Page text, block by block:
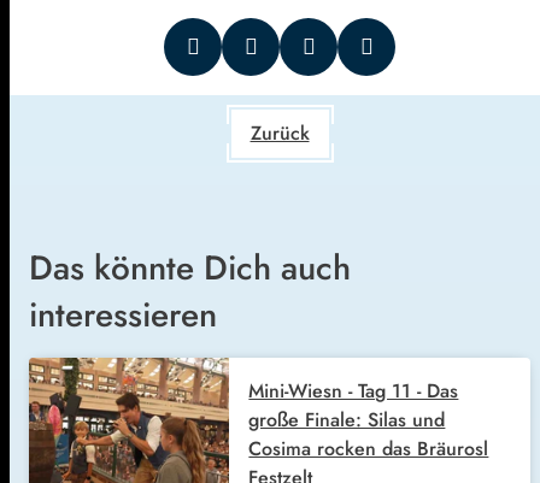
Zurück
Das könnte Dich auch
interessieren
Mini-Wiesn - Tag 11 - Das
große Finale: Silas und
Cosima rocken das Bräurosl
Festzelt